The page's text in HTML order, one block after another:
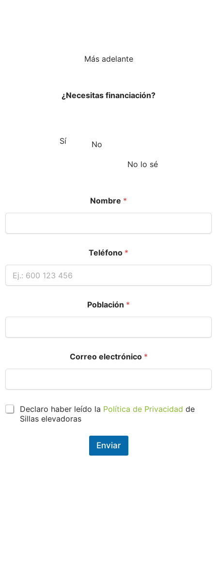
Más adelante
¿Necesitas financiación?
Sí No
No lo sé
Nombre *
Teléfono *
Población *
Correo electrónico *
P
Declaro haber leído la Política de Privacidad de
Sillas elevadoras
Enviar